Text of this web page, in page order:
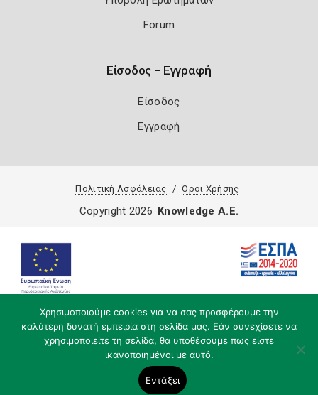
Forum
Είσοδος – Εγγραφή
Είσοδος
Εγγραφή
Πολιτική Ασφάλειας Όροι Χρήσης
Χρησιμοποιούμε cookies για να σας προσφέρουμε την
καλύτερη δυνατή εμπειρία στη σελίδα μας. Εάν συνεχίσετε να
χρησιμοποιείτε τη σελίδα, θα υποθέσουμε πως είστε
ικανοποιημένοι με αυτό.
Εντάξει
Copyright 2026 Knowledge A.E.